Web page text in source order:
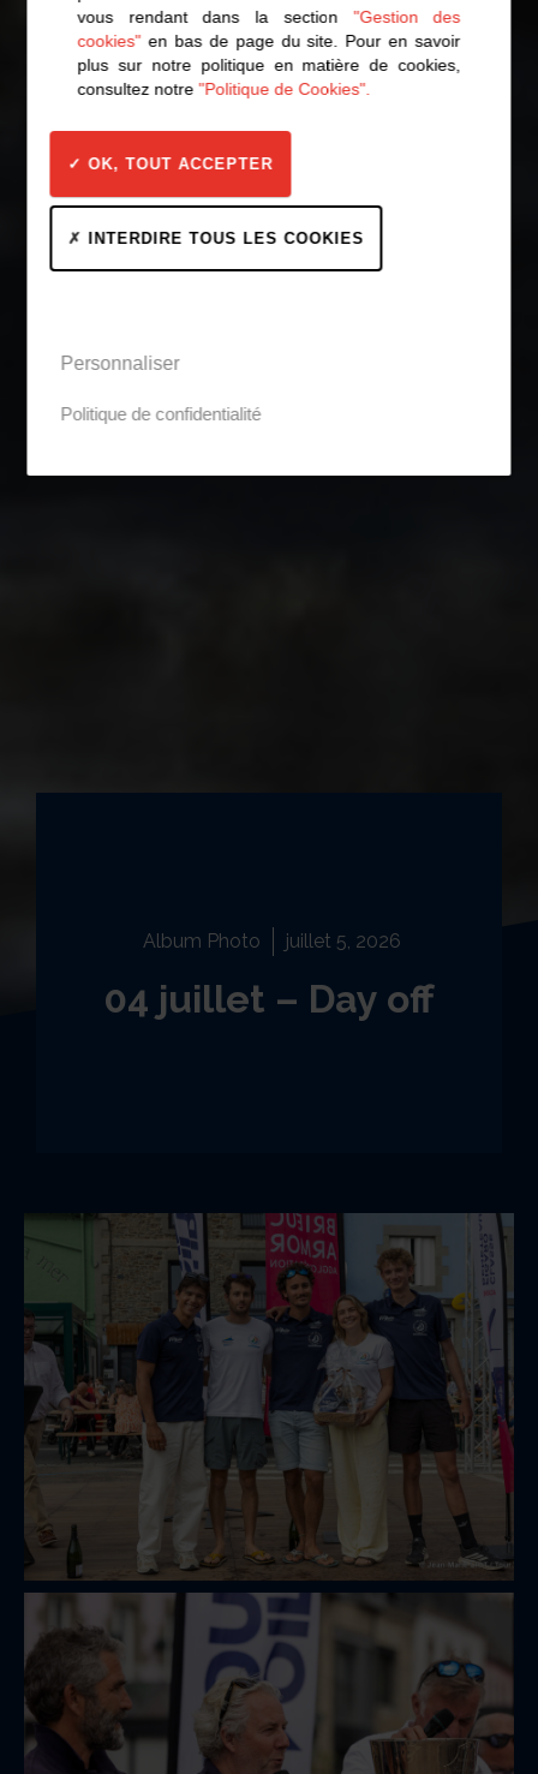
Album Photo juillet 5, 2026
04 juillet – Day off
vous rendant dans la section "Gestion des
cookies"en bas de page du site. Pour en savoir
plus sur notre politique en matière de cookies,
consultez notre"Politique de Cookies".
OK, TOUT ACCEPTER
INTERDIRE TOUS LES COOKIES
Personnaliser
Politique de confidentialité